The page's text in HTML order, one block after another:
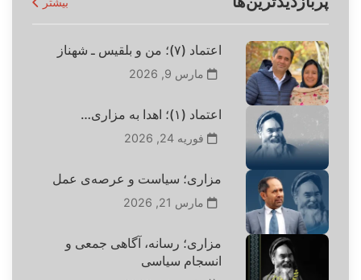
اعتماد (۷)؛ من و بلقیس ـ شهناز
مارس 9, 2026
اعتماد (۱)؛ اهدا به مزاری…
فوریه 24, 2026
مزاری؛ سیاست و عرصه‌ی عمل
مارس 21, 2026
مزاری؛ رسانه، آگاهی جمعی و
انسجام سیاسی